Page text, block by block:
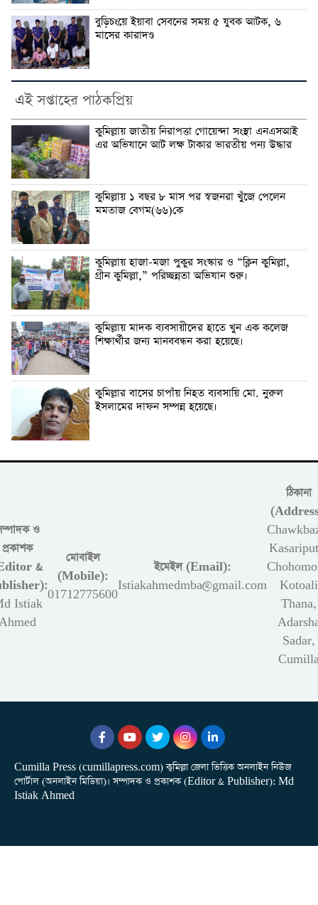
বুড়িচংয়ে ইয়াবা সেবনের সময় ৫ যুবক আটক, ৬
মাসের কারাদণ্ড
এই সপ্তাহের পাঠকপ্রিয়
কুমিল্লায় জাতীয় নিরাপত্তা গোয়েন্দা সংস্থা এনএসআই
এর অভিযানে আট লক্ষ টাকার ভারতীয় পন্য উদ্ধার
কুমিল্লায় ১ বছর ৮ মাস পর স্বজনরা খুঁজে পেলেন
মমতাজ বেগম(৬৬)কে
কুমিল্লায় হাজা-মজা পুকুর সংস্কার ও “ক্লিন কুমিল্লা,
গ্রীন কুমিল্লা,” পরিচ্ছন্নতা অভিযান শুরু।
কুমিল্লায় মাদক ব্যবসায়ীদের হাতে খুন এক কলেজ
শিক্ষার্থীর জন্য মানববন্ধন করা হয়েছে।
কুমিল্লার বাসের চাপাঁয় নিহত ব্যবসায়ি মো. নুরুল
ইসলামের দাফন সম্পন্ন হয়েছে।
ও
প্রকাশক
&
Istiak
মোবাইল
(Mobile):
01712775600
ইমেইল (Email):
Istiakahmedmba@gmail.com
ঠিকানা
Kotoali
Thana,
Sadar,
Cumilla Press (cumillapress.com) কুমিল্লা জেলা ভিত্তিক অনলাইন নিউজ
পোর্টাল (অনলাইন মিডিয়া)। সম্পাদক ও প্রকাশক (Editor & Publisher): Md
Istiak Ahmed